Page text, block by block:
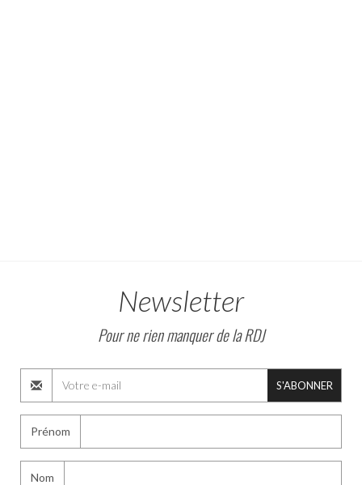
Newsletter
Pour ne rien manquer de la RDJ
S'ABONNER
Prénom
Nom